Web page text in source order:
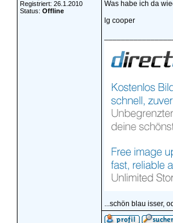
Registriert: 26.1.2010
Status: Offline
Was habe ich da
lg cooper
...schön blau isser,